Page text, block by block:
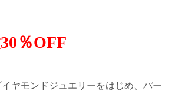
％OFF
ヤモンドジュエリーをはじめ、パー